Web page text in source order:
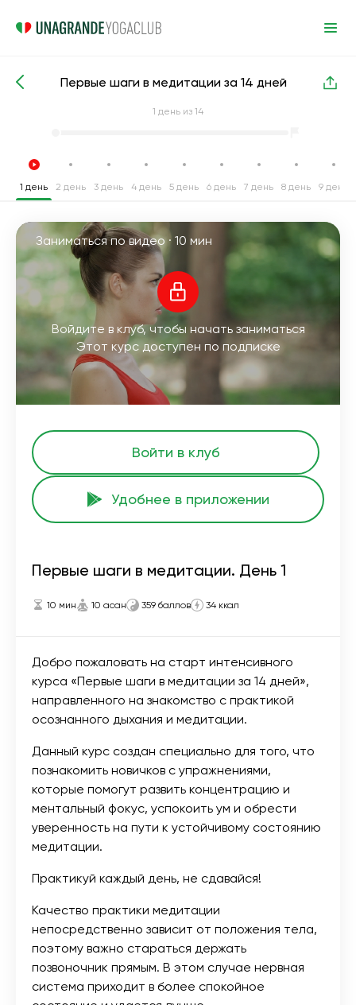
Интенсивные курсы йоги Медитация
Первые шаги в медитации за 14 дней
1 день из 14
1 день 2 день 3 день 4 день 5 день 6 день 7 день 8 день 9 день
Заниматься по видео · 10 мин
Войдите в клуб, чтобы начать заниматься
Этот курс доступен по подписке
Войти в клуб
Удобнее в приложении
Первые шаги в медитации. День 1
10 мин 10 асан 359 баллов 34 ккал
Добро пожаловать на старт интенсивного
курса «Первые шаги в медитации за 14 дней»,
направленного на знакомство с практикой
осознанного дыхания и медитации.
Данный курс создан специально для того, что
познакомить новичков с упражнениями,
которые помогут развить концентрацию и
ментальный фокус, успокоить ум и обрести
уверенность на пути к устойчивому состоянию
медитации.
Практикуй каждый день, не сдавайся!
Качество практики медитации
непосредственно зависит от положения тела,
поэтому важно стараться держать
позвоночник прямым. В этом случае нервная
система приходит в более спокойное